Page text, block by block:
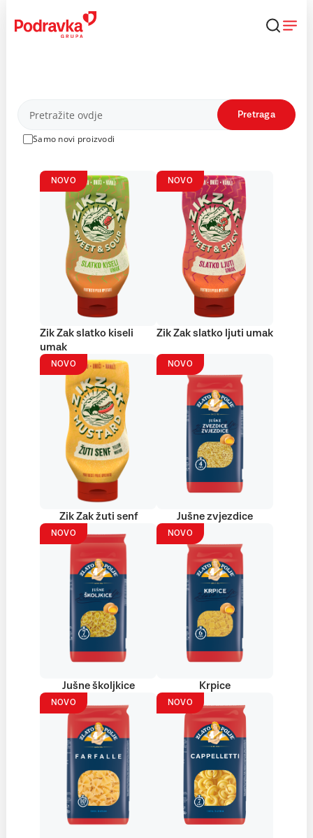
content
Proizvodi
Samo novi proizvodi
Pretraga
NOVO
Zik Zak slatko kiseli
umak
NOVO
Zik Zak slatko ljuti umak
NOVO
Zik Zak žuti senf
NOVO
Jušne zvjezdice
NOVO
Jušne školjkice
NOVO
Krpice
NOVO NOVO